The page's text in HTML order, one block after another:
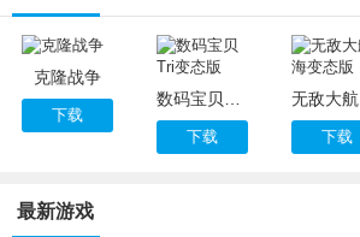
克隆战争
下载
下载 下载
最新游戏